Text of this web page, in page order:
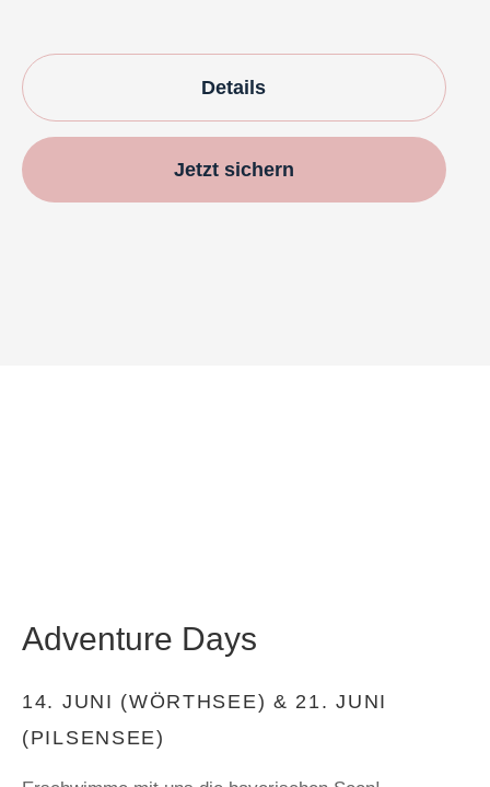
Details
Jetzt sichern
Adventure Days
14. JUNI (WÖRTHSEE) & 21. JUNI
(PILSENSEE)